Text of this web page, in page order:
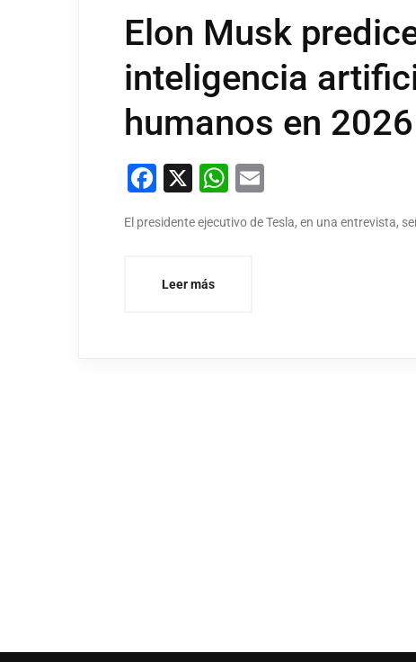
Elon Musk
inteligencia
humanos en 2026
Facebook
X WhatsApp
El presidente ejecutivo de Tesla, en una entrevista,
Leer más